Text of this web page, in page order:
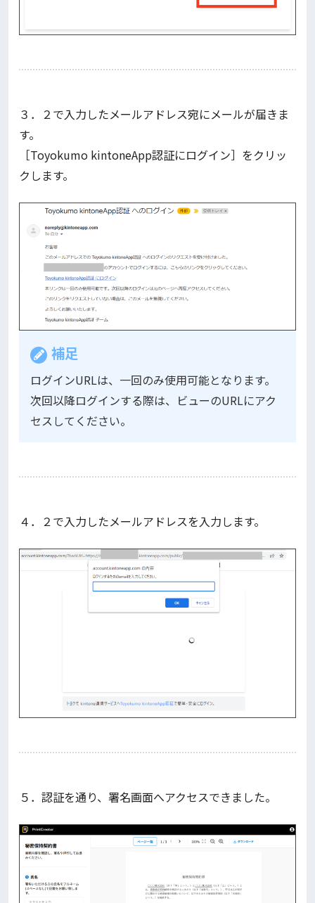
３．２で入力したメールアドレス宛にメールが届きま
す。
［Toyokumo kintoneApp認証にログイン］をクリッ
クします。
補足
ログインURLは、一回のみ使用可能となります。
次回以降ログインする際は、ビューのURLにアク
セスしてください。
４．２で入力したメールアドレスを入力します。
５．認証を通り、署名画面へアクセスできました。